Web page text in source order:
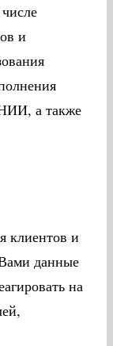
и
а также
клиентов и
данные
на